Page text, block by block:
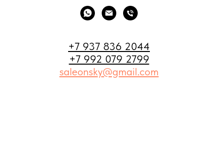
+7 937 836 2044
+7 992 079 2799
saleonsky@gmail.com